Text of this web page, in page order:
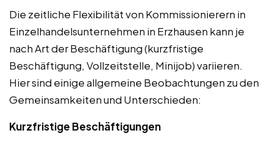
Die zeitliche Flexibilität von Kommissionierern in
Einzelhandelsunternehmen in Erzhausen kann je
nach Art der Beschäftigung (kurzfristige
Beschäftigung, Vollzeitstelle, Minijob) variieren.
Hier sind einige allgemeine Beobachtungen zu den
Gemeinsamkeiten und Unterschieden:
Kurzfristige Beschäftigungen